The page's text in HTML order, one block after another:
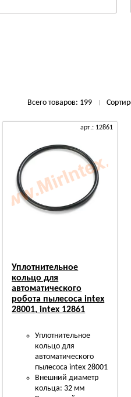
Всего товаров: 199
арт.: 12861
Уплотнительное
кольцо для
автоматического
робота пылесоса intex
28001, intex 12861
Уплотнительное
кольцо для
автоматического
пылесоса intex 28001
Внешний диаметр
кольца: 32 мм